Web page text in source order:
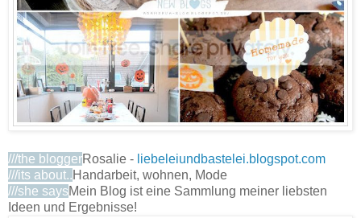
///the bloggerRosalie - liebeleiundbastelei.blogspot.com
///its about..Handarbeit, wohnen, Mode
///she saysMein Blog ist eine Sammlung meiner liebsten
Ideen und Ergebnisse!